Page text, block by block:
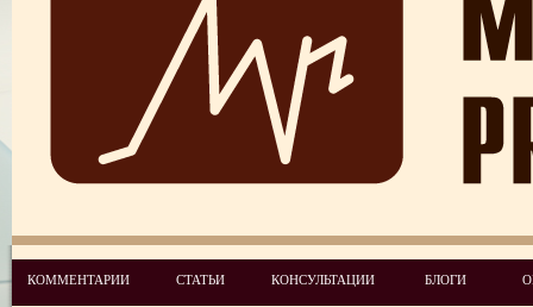
КОММЕНТАРИИ СТАТЬИ КОНСУЛЬТАЦИИ БЛОГИ
ЧЕГО ХОТЯТ ПАЦИЕНТЫ КАТЕГОРИИ VIP